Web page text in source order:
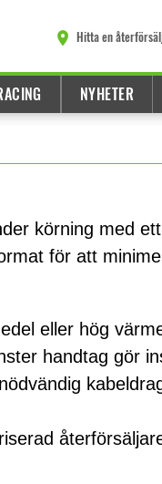
Hitta en
NYHETER
körning med
för att
eller hög
handtag gör